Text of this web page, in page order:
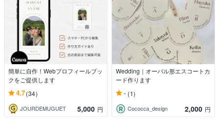
簡単に自作！Webプロフィールブッ
クをご提供します
4.7(34)
JOURDEMUGUET 5,000 円
Wedding｜オーバル形エスコートカ
ード作ります
- (1)
Cococca_design 2,000 円